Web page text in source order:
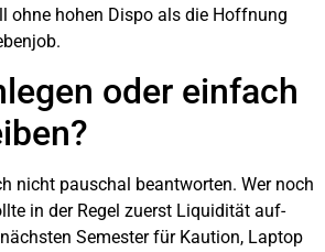
ohne hohen Dis­po als die Hoff­nung
oder ein­fach
nicht pau­schal beant­wor­ten. Wer noch
in der Regel zuerst Liqui­di­tät auf­
Semes­ter für Kau­ti­on, Lap­top